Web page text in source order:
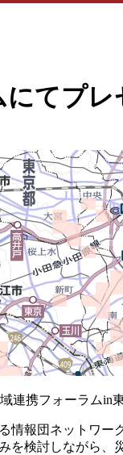
てプレ
連携フォーラムin
情報団ネットワ
を検討しながら